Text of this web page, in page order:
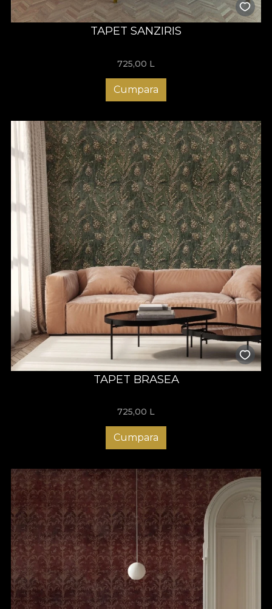
TAPET SANZIRIS
725,00 L
Cumpara
TAPET BRASEA
725,00 L
Cumpara